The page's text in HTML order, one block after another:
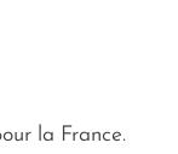
la France.